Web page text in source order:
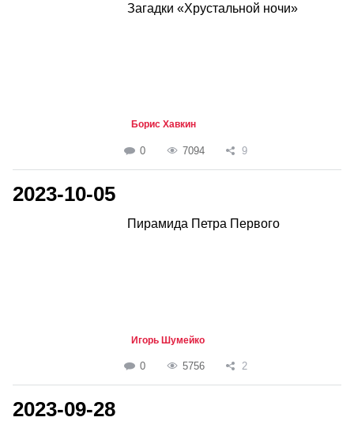
Загадки «Хрустальной ночи»
Борис Хавкин
0 7094 9
2023-10-05
Пирамида Петра Первого
Игорь Шумейко
0 5756 2
2023-09-28